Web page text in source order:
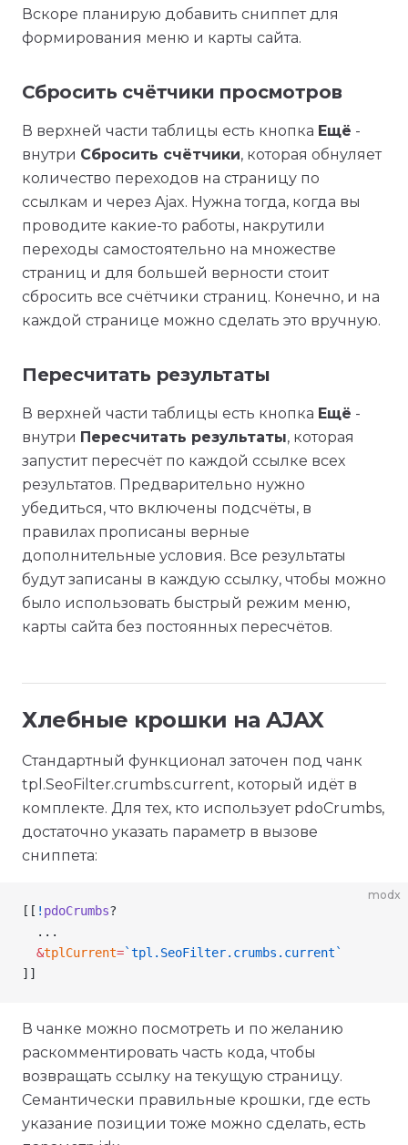
Вскоре планирую добавить сниппет для
формирования меню и карты сайта.
Сбросить счётчики просмотров
В верхней части таблицы есть кнопка Ещё -
внутри Сбросить счётчики, которая обнуляет
количество переходов на страницу по
ссылкам и через Ajax. Нужна тогда, когда вы
проводите какие-то работы, накрутили
переходы самостоятельно на множестве
страниц и для большей верности стоит
сбросить все счётчики страниц. Конечно, и на
каждой странице можно сделать это вручную.
Пересчитать результаты
В верхней части таблицы есть кнопка Ещё -
внутри Пересчитать результаты, которая
запустит пересчёт по каждой ссылке всех
результатов. Предварительно нужно
убедиться, что включены подсчёты, в
правилах прописаны верные
дополнительные условия. Все результаты
будут записаны в каждую ссылку, чтобы можно
было использовать быстрый режим меню,
карты сайта без постоянных пересчётов.
Хлебные крошки на AJAX
Стандартный функционал заточен под чанк
tpl.SeoFilter.crumbs.current, который идёт в
комплекте. Для тех, кто использует pdoCrumbs,
достаточно указать параметр в вызове
сниппета:
modx
[[ ! pdoCrumbs?
  ...
  &
tplCurrent=`tpl.SeoFilter.crumbs.current`
]]
В чанке можно посмотреть и по желанию
раскомментировать часть кода, чтобы
возвращать ссылку на текущую страницу.
Семантически правильные крошки, где есть
указание позиции тоже можно сделать, есть